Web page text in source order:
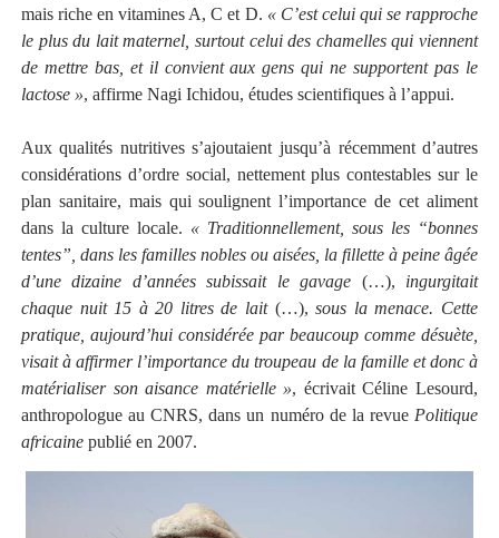
mais riche en vitamines A, C et D. « C’est celui qui se rapproche
le plus du lait maternel, surtout celui des chamelles qui viennent
de mettre bas, et il convient aux gens qui ne supportent pas le
lactose », affirme Nagi Ichidou, études scientifiques à l’appui.
Aux qualités nutritives s’ajoutaient jusqu’à récemment d’autres
considérations d’ordre social, nettement plus contestables sur le
plan sanitaire, mais qui soulignent l’importance de cet aliment
dans la culture locale. « Traditionnellement, sous les “bonnes
tentes”, dans les familles nobles ou aisées, la fillette à peine âgée
d’une dizaine d’années subissait le gavage (…), ingurgitait
chaque nuit 15 à 20 litres de lait (…), sous la menace. Cette
pratique, aujourd’hui considérée par beaucoup comme désuète,
visait à affirmer l’importance du troupeau de la famille et donc à
matérialiser son aisance matérielle », écrivait Céline Lesourd,
anthropologue au CNRS, dans un numéro de la revue Politique
africaine publié en 2007.